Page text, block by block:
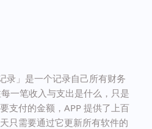
录」是一个记录自己所有财务
一笔收入与支出是什么，只是
支付的金额，APP 提供了上百
只需要通过它更新所有软件的